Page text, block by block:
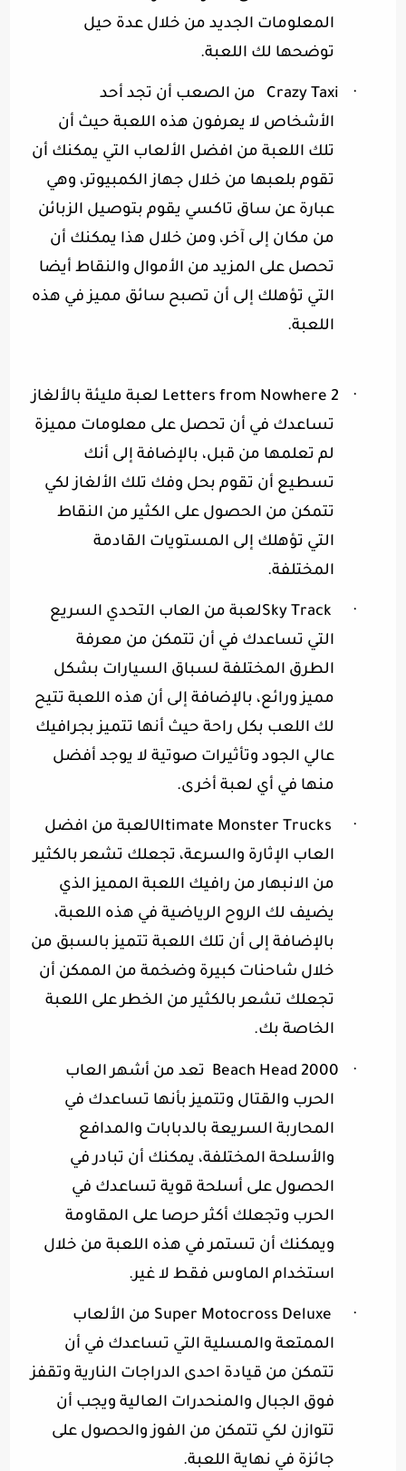
المعلومات الجديد من خلال عدة حيل
توضحها لك اللعبة.
·
Crazy Taxi
من الصعب أن تجد أحد
الأشخاص لا يعرفون هذه اللعبة حيث أن
تلك اللعبة من افضل الألعاب التي يمكنك أن
تقوم بلعبها من خلال جهاز الكمبيوتر، وهي
عبارة عن ساق تاكسي يقوم بتوصيل الزبائن
من مكان إلى آخر، ومن خلال هذا يمكنك أن
تحصل على المزيد من الأموال والنقاط أيضا
التي تؤهلك إلى أن تصبح سائق مميز في هذه
اللعبة.
·
Letters from Nowhere 2 لعبة مليئة بالألغاز
تساعدك في أن تحصل على معلومات مميزة
لم تعلمها من قبل، بالإضافة إلى أنك
تسطيع أن تقوم بحل وفك تلك الألغاز لكي
تتمكن من الحصول على الكثير من النقاط
التي تؤهلك إلى المستويات القادمة
المختلفة.
·
Sky Trackلعبة من العاب التحدي السريع
التي تساعدك في أن تتمكن من معرفة
الطرق المختلفة لسباق السيارات بشكل
مميز ورائع، بالإضافة إلى أن هذه اللعبة تتيح
لك اللعب بكل راحة حيث أنها تتميز بجرافيك
عالي الجود وتأثيرات صوتية لا يوجد أفضل
منها في أي لعبة أخرى.
·
Ultimate Monster Trucksلعبة من افضل
العاب الإثارة والسرعة، تجعلك تشعر بالكثير
من الانبهار من رافيك اللعبة المميز الذي
يضيف لك الروح الرياضية في هذه اللعبة،
بالإضافة إلى أن تلك اللعبة تتميز بالسبق من
خلال شاحنات كبيرة وضخمة من الممكن أن
تجعلك تشعر بالكثير من الخطر على اللعبة
الخاصة بك.
·
Beach Head 2000 تعد من أشهر العاب
الحرب والقتال وتتميز بأنها تساعدك في
المحاربة السريعة بالدبابات والمدافع
والأسلحة المختلفة، يمكنك أن تبادر في
الحصول على أسلحة قوية تساعدك في
الحرب وتجعلك أكثر حرصا على المقاومة
ويمكنك أن تستمر في هذه اللعبة من خلال
استخدام الماوس فقط لا غير.
·
Super Motocross Deluxe من الألعاب
الممتعة والمسلية التي تساعدك في أن
تتمكن من قيادة احدى الدراجات النارية وتقفز
فوق الجبال والمنحدرات العالية ويجب أن
تتوازن لكي تتمكن من الفوز والحصول على
جائزة في نهاية اللعبة.